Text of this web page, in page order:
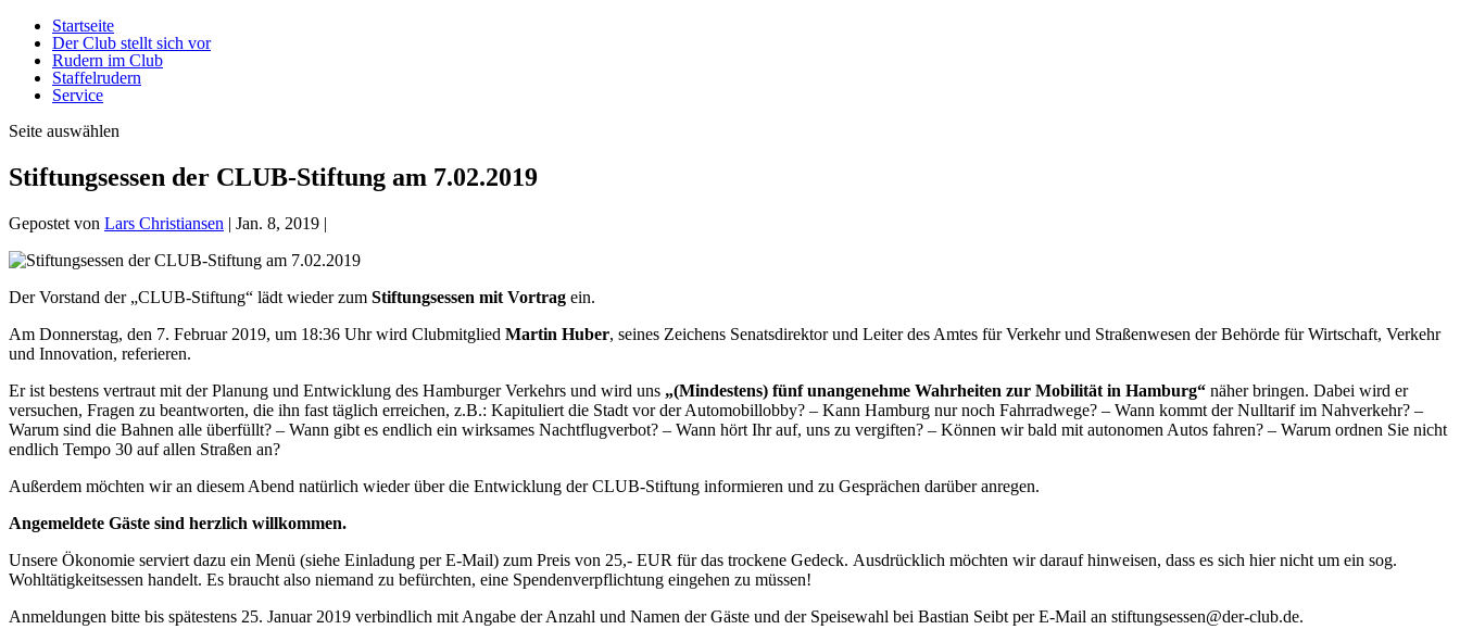
Startseite
Der Club stellt sich vor
Rudern im Club
Staffelrudern
Service
Seite auswählen
Stiftungsessen der CLUB-Stiftung am 7.02.2019
Gepostet von Lars Christiansen | Jan. 8, 2019 |
Der Vorstand der „CLUB-Stiftung“ lädt wieder zum Stiftungsessen mit Vortrag ein.
Am Donnerstag, den 7. Februar 2019, um 18:36 Uhr wird Clubmitglied Martin Huber, seines Zeichens Senatsdirektor und Leiter des Amtes für Verkehr und Straßenwesen der Behörde für Wirtschaft, Verkehr
und Innovation, referieren.
Er ist bestens vertraut mit der Planung und Entwicklung des Hamburger Verkehrs und wird uns „(Mindestens) fünf unangenehme Wahrheiten zur Mobilität in Hamburg“ näher bringen. Dabei wird er
versuchen, Fragen zu beantworten, die ihn fast täglich erreichen, z.B.: Kapituliert die Stadt vor der Automobillobby? – Kann Hamburg nur noch Fahrradwege? – Wann kommt der Nulltarif im Nahverkehr? –
Warum sind die Bahnen alle überfüllt? – Wann gibt es endlich ein wirksames Nachtflugverbot? – Wann hört Ihr auf, uns zu vergiften? – Können wir bald mit autonomen Autos fahren? – Warum ordnen Sie nicht
endlich Tempo 30 auf allen Straßen an?
Außerdem möchten wir an diesem Abend natürlich wieder über die Entwicklung der CLUB-Stiftung informieren und zu Gesprächen darüber anregen.
Angemeldete Gäste sind herzlich willkommen.
Unsere Ökonomie serviert dazu ein Menü (siehe Einladung per E-Mail) zum Preis von 25,- EUR für das trockene Gedeck. Ausdrücklich möchten wir darauf hinweisen, dass es sich hier nicht um ein sog.
Wohltätigkeitsessen handelt. Es braucht also niemand zu befürchten, eine Spendenverpflichtung eingehen zu müssen!
Anmeldungen bitte bis spätestens 25. Januar 2019 verbindlich mit Angabe der Anzahl und Namen der Gäste und der Speisewahl bei Bastian Seibt per E-Mail an stiftungsessen@der-club.de.